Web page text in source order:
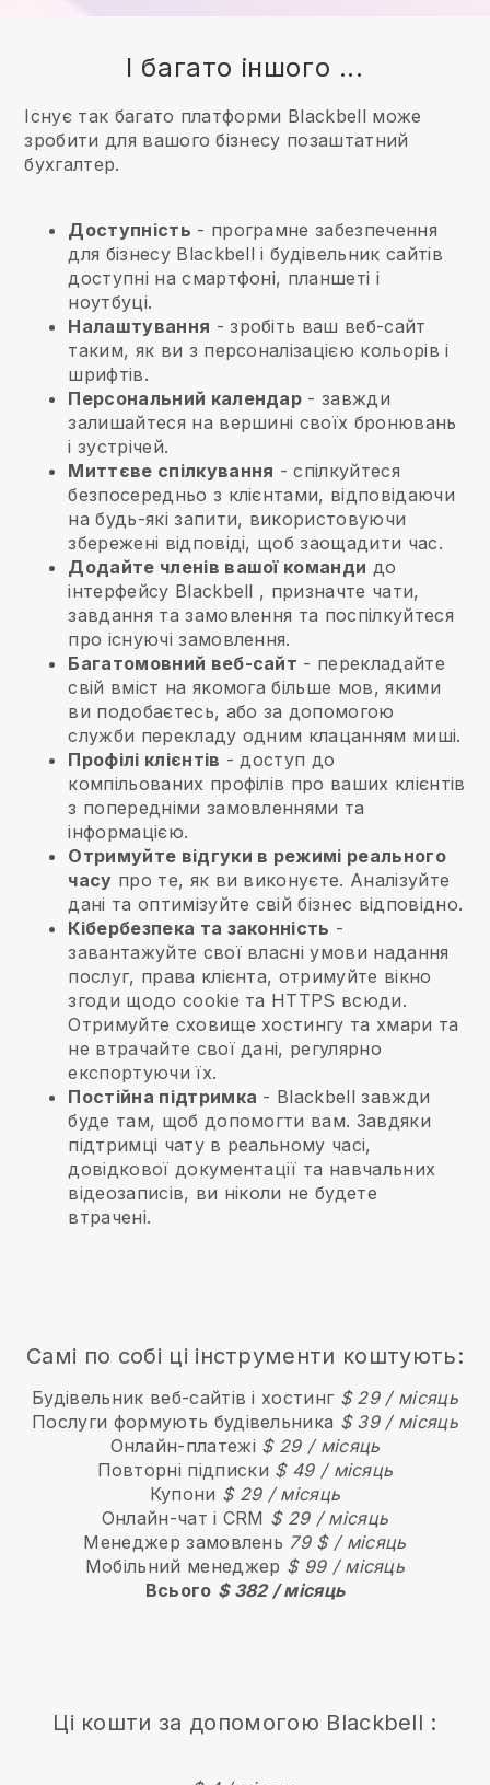
І багато іншого ...
Існує так багато платформи Blackbell може
зробити для вашого бізнесу позаштатний
бухгалтер.
Доступність - програмне забезпечення
для бізнесу Blackbell і будівельник сайтів
доступні на смартфоні, планшеті і
ноутбуці.
Налаштування - зробіть ваш веб-сайт
таким, як ви з персоналізацією кольорів і
шрифтів.
Персональний календар - завжди
залишайтеся на вершині своїх бронювань
і зустрічей.
Миттєве спілкування - спілкуйтеся
безпосередньо з клієнтами, відповідаючи
на будь-які запити, використовуючи
збережені відповіді, щоб заощадити час.
Додайте членів вашої команди до
інтерфейсу Blackbell , призначте чати,
завдання та замовлення та поспілкуйтеся
про існуючі замовлення.
Багатомовний веб-сайт - перекладайте
свій вміст на якомога більше мов, якими
ви подобаєтесь, або за допомогою
служби перекладу одним клацанням миші.
Профілі клієнтів - доступ до
компільованих профілів про ваших клієнтів
з попередніми замовленнями та
інформацією.
Отримуйте відгуки в режимі реального
часу про те, як ви виконуєте. Аналізуйте
дані та оптимізуйте свій бізнес відповідно.
Кібербезпека та законність -
завантажуйте свої власні умови надання
послуг, права клієнта, отримуйте вікно
згоди щодо cookie та HTTPS всюди.
Отримуйте сховище хостингу та хмари та
не втрачайте свої дані, регулярно
експортуючи їх.
Постійна підтримка - Blackbell завжди
буде там, щоб допомогти вам. Завдяки
підтримці чату в реальному часі,
довідкової документації та навчальних
відеозаписів, ви ніколи не будете
втрачені.
Самі по собі ці інструменти коштують:
Будівельник веб-сайтів і хостинг $ 29 / місяць
Послуги формують будівельника $ 39 / місяць
Онлайн-платежі $ 29 / місяць
Повторні підписки $ 49 / місяць
Купони $ 29 / місяць
Онлайн-чат і CRM $ 29 / місяць
Менеджер замовлень 79 $ / місяць
Мобільний менеджер $ 99 / місяць
Всього $ 382 / місяць
Ці кошти за допомогою Blackbell :